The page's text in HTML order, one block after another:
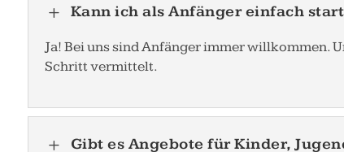
L Kann ich als Anfänger einfach
Ja! Bei uns sind Anfänger immer willkommen.
Schritt vermittelt.
L Gibt es Angebote für Kinder,